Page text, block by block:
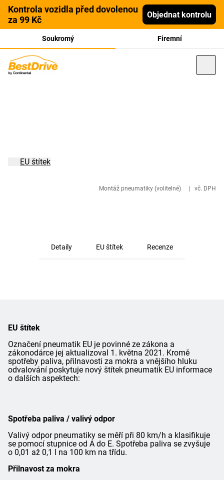
Kontrola vozidla před dovolenou
za 99 Kč
Objednat kontrolu
Soukromý Firemní
Montáž pneumatiky (volitelné) vč. DPH
EU štítek
Detaily EU štítek Recenze
EU štítek
Označení pneumatik EU je povinné ze zákona a
zákonodárce jej aktualizoval 1. května 2021. Kromě
spotřeby paliva, přilnavosti za mokra a vnějšího hluku
odvalování poskytuje nový štítek pneumatik EU informace
o dalších aspektech:
Spotřeba paliva / valivý odpor
Valivý odpor pneumatiky se měří při 80 km/h a klasifikuje
se pomocí stupnice od A do E. Spotřeba paliva se zvyšuje
o 0,01 až 0,1 l na 100 km na třídu.
Přilnavost za mokra